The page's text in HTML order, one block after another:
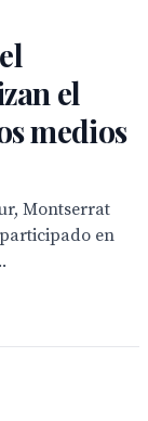
el
medios
Montserrat
en